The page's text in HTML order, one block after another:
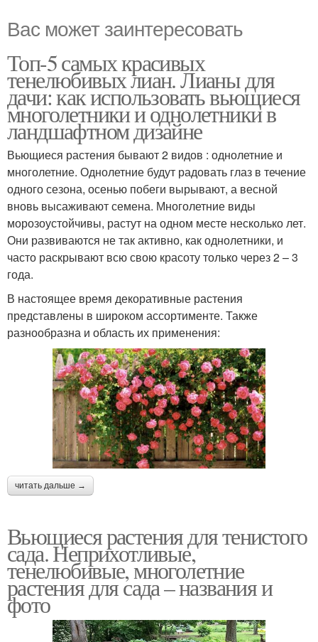
Вас может заинтересовать
Топ-5 самых красивых
тенелюбивых лиан. Лианы для
дачи: как использовать вьющиеся
многолетники и однолетники в
ландшафтном дизайне
Вьющиеся растения бывают 2 видов : однолетние и
многолетние. Однолетние будут радовать глаз в течение
одного сезона, осенью побеги вырывают, а весной
вновь высаживают семена. Многолетние виды
морозоустойчивы, растут на одном месте несколько лет.
Они развиваются не так активно, как однолетники, и
часто раскрывают всю свою красоту только через 2 – 3
года.
В настоящее время декоративные растения
представлены в широком ассортименте. Также
разнообразна и область их применения:
читать дальше →
Вьющиеся растения для тенистого
сада. Неприхотливые,
тенелюбивые, многолетние
растения для сада – названия и
фото